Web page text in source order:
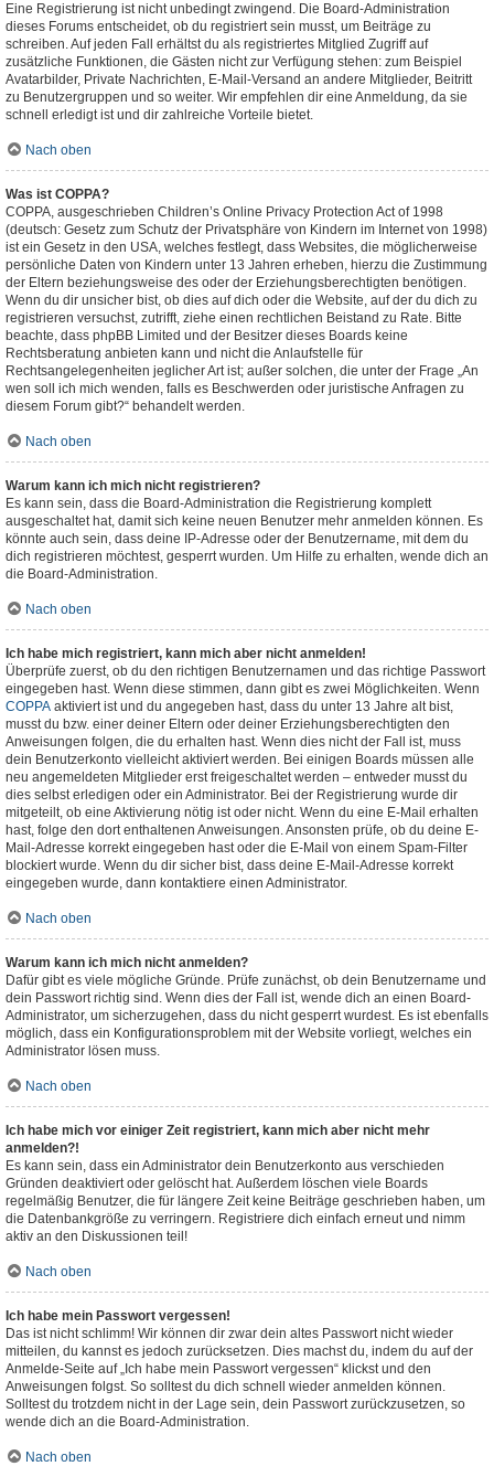
Eine Registrierung ist nicht unbedingt zwingend. Die Board-Administration
dieses Forums entscheidet, ob du registriert sein musst, um Beiträge zu
schreiben. Auf jeden Fall erhältst du als registriertes Mitglied Zugriff auf
zusätzliche Funktionen, die Gästen nicht zur Verfügung stehen: zum Beispiel
Avatarbilder, Private Nachrichten, E-Mail-Versand an andere Mitglieder, Beitritt
zu Benutzergruppen und so weiter. Wir empfehlen dir eine Anmeldung, da sie
schnell erledigt ist und dir zahlreiche Vorteile bietet.
Nach oben
Was ist COPPA?
COPPA, ausgeschrieben Children’s Online Privacy Protection Act of 1998
(deutsch: Gesetz zum Schutz der Privatsphäre von Kindern im Internet von 1998)
ist ein Gesetz in den USA, welches festlegt, dass Websites, die möglicherweise
persönliche Daten von Kindern unter 13 Jahren erheben, hierzu die Zustimmung
der Eltern beziehungsweise des oder der Erziehungsberechtigten benötigen.
Wenn du dir unsicher bist, ob dies auf dich oder die Website, auf der du dich zu
registrieren versuchst, zutrifft, ziehe einen rechtlichen Beistand zu Rate. Bitte
beachte, dass phpBB Limited und der Besitzer dieses Boards keine
Rechtsberatung anbieten kann und nicht die Anlaufstelle für
Rechtsangelegenheiten jeglicher Art ist; außer solchen, die unter der Frage „An
wen soll ich mich wenden, falls es Beschwerden oder juristische Anfragen zu
diesem Forum gibt?“ behandelt werden.
Nach oben
Warum kann ich mich nicht registrieren?
Es kann sein, dass die Board-Administration die Registrierung komplett
ausgeschaltet hat, damit sich keine neuen Benutzer mehr anmelden können. Es
könnte auch sein, dass deine IP-Adresse oder der Benutzername, mit dem du
dich registrieren möchtest, gesperrt wurden. Um Hilfe zu erhalten, wende dich an
die Board-Administration.
Nach oben
Ich habe mich registriert, kann mich aber nicht anmelden!
Überprüfe zuerst, ob du den richtigen Benutzernamen und das richtige Passwort
eingegeben hast. Wenn diese stimmen, dann gibt es zwei Möglichkeiten. Wenn
COPPA aktiviert ist und du angegeben hast, dass du unter 13 Jahre alt bist,
musst du bzw. einer deiner Eltern oder deiner Erziehungsberechtigten den
Anweisungen folgen, die du erhalten hast. Wenn dies nicht der Fall ist, muss
dein Benutzerkonto vielleicht aktiviert werden. Bei einigen Boards müssen alle
neu angemeldeten Mitglieder erst freigeschaltet werden – entweder musst du
dies selbst erledigen oder ein Administrator. Bei der Registrierung wurde dir
mitgeteilt, ob eine Aktivierung nötig ist oder nicht. Wenn du eine E-Mail erhalten
hast, folge den dort enthaltenen Anweisungen. Ansonsten prüfe, ob du deine E-
Mail-Adresse korrekt eingegeben hast oder die E-Mail von einem Spam-Filter
blockiert wurde. Wenn du dir sicher bist, dass deine E-Mail-Adresse korrekt
eingegeben wurde, dann kontaktiere einen Administrator.
Nach oben
Warum kann ich mich nicht anmelden?
Dafür gibt es viele mögliche Gründe. Prüfe zunächst, ob dein Benutzername und
dein Passwort richtig sind. Wenn dies der Fall ist, wende dich an einen Board-
Administrator, um sicherzugehen, dass du nicht gesperrt wurdest. Es ist ebenfalls
möglich, dass ein Konfigurationsproblem mit der Website vorliegt, welches ein
Administrator lösen muss.
Nach oben
Ich habe mich vor einiger Zeit registriert, kann mich aber nicht mehr
anmelden?!
Es kann sein, dass ein Administrator dein Benutzerkonto aus verschieden
Gründen deaktiviert oder gelöscht hat. Außerdem löschen viele Boards
regelmäßig Benutzer, die für längere Zeit keine Beiträge geschrieben haben, um
die Datenbankgröße zu verringern. Registriere dich einfach erneut und nimm
aktiv an den Diskussionen teil!
Nach oben
Ich habe mein Passwort vergessen!
Das ist nicht schlimm! Wir können dir zwar dein altes Passwort nicht wieder
mitteilen, du kannst es jedoch zurücksetzen. Dies machst du, indem du auf der
Anmelde-Seite auf „Ich habe mein Passwort vergessen“ klickst und den
Anweisungen folgst. So solltest du dich schnell wieder anmelden können.
Solltest du trotzdem nicht in der Lage sein, dein Passwort zurückzusetzen, so
wende dich an die Board-Administration.
Nach oben